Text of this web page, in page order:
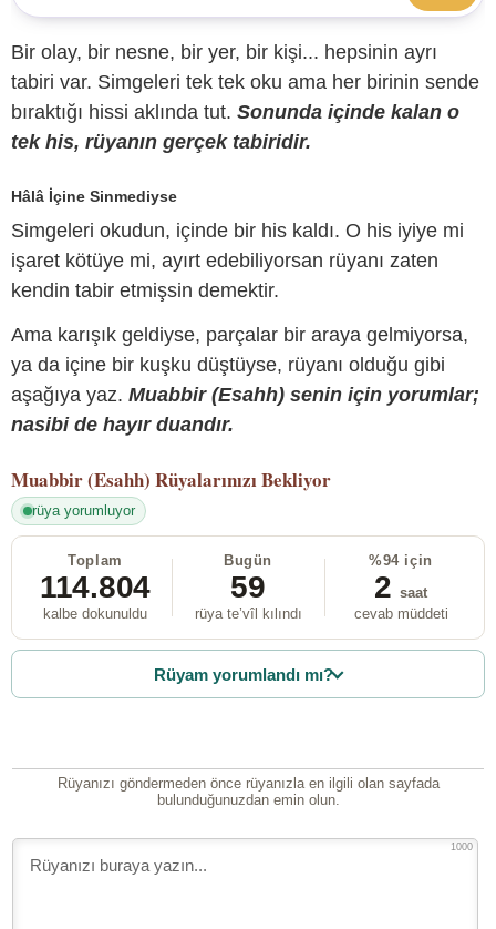
Bir olay, bir nesne, bir yer, bir kişi... hepsinin ayrı
tabiri var. Simgeleri tek tek oku ama her birinin sende
bıraktığı hissi aklında tut. Sonunda içinde kalan o
tek his, rüyanın gerçek tabiridir.
Hâlâ İçine Sinmediyse
Simgeleri okudun, içinde bir his kaldı. O his iyiye mi
işaret kötüye mi, ayırt edebiliyorsan rüyanı zaten
kendin tabir etmişsin demektir.
Ama karışık geldiyse, parçalar bir araya gelmiyorsa,
ya da içine bir kuşku düştüyse, rüyanı olduğu gibi
aşağıya yaz. Muabbir (Esahh) senin için yorumlar;
nasibi de hayır duandır.
Muabbir (Esahh) Rüyalarınızı Bekliyor
rüya yorumluyor
Toplam
114.804
kalbe dokunuldu
Bugün
59
rüya te’vîl kılındı
%94 için
2 saat
cevab müddeti
Rüyam yorumlandı mı?
Rüyanızı göndermeden önce rüyanızla en ilgili olan sayfada
bulunduğunuzdan emin olun.
1000